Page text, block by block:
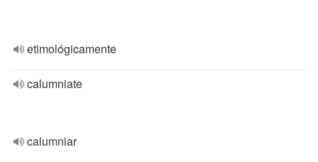
etimológicamente
calumniate
calumniar